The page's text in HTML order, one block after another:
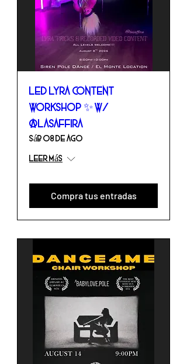
LED Lyra Content
Workshop ✨ w/
@lasaffira
sáb 08 de ago
Leer más
Compra tus entradas